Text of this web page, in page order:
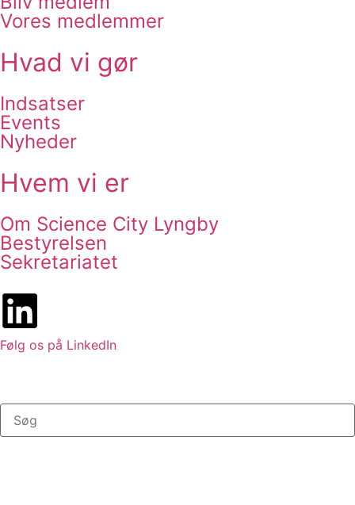
Vores medlemmer
Hvad vi gør
Indsatser
Events
Nyheder
Hvem vi er
Om Science City Lyngby
Bestyrelsen
Sekretariatet
Følg os på LinkedIn